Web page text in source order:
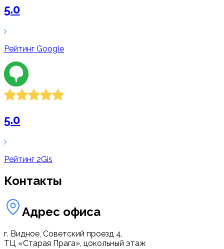
5.0
Рейтинг Google
5.0
Рейтинг 2Gis
Контакты
Адрес офиса
г. Видное, Советский проезд 4,
ТЦ «Старая Прага», цокольный этаж